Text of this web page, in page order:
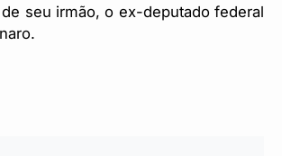
seu irmão, o ex-deputado federal